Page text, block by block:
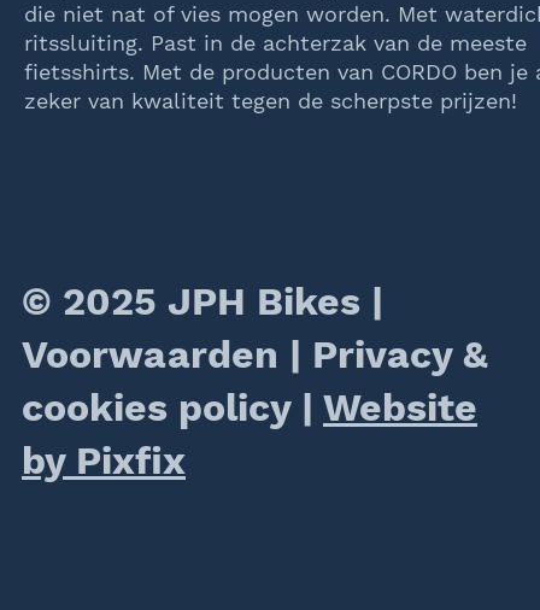
die niet nat of vies mogen worden. Met
ritssluiting. Past in de achterzak van de meeste
fietsshirts. Met de producten van CORDO ben je
zeker van kwaliteit tegen de scherpste prijzen!
© 2025 JPH Bikes |
Voorwaarden | Privacy &
cookies policy| Website
by Pixfix